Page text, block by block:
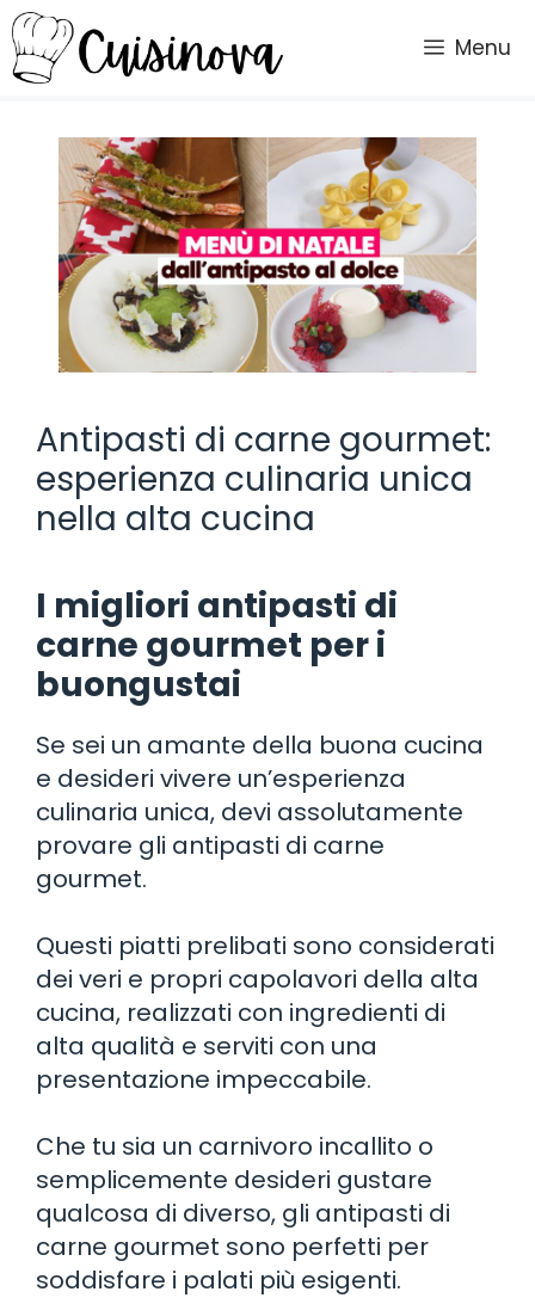
Vai
al
contenuto
Menu
Antipasti di carne gourmet:
esperienza culinaria unica
nella alta cucina
I migliori antipasti di
carne gourmet per i
buongustai
Se sei un amante della buona cucina
e desideri vivere un’esperienza
culinaria unica, devi assolutamente
provare gli antipasti di carne
gourmet.
Questi piatti prelibati sono considerati
dei veri e propri capolavori della alta
cucina, realizzati con ingredienti di
alta qualità e serviti con una
presentazione impeccabile.
Che tu sia un carnivoro incallito o
semplicemente desideri gustare
qualcosa di diverso, gli antipasti di
carne gourmet sono perfetti per
soddisfare i palati più esigenti.